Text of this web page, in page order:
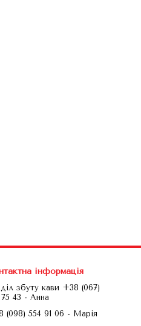
інформація
збуту кави +38 (067)
75 43 - Анна
(098) 554 91 06 - Марія